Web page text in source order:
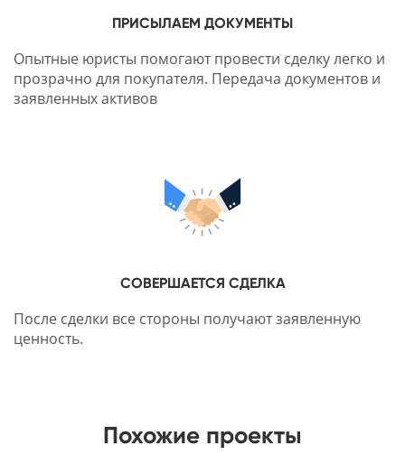
ПРИСЫЛАЕМ ДОКУМЕНТЫ
Опытные юристы помогают провести сделку легко и
прозрачно для покупателя. Передача документов и
заявленных активов
СОВЕРШАЕТСЯ СДЕЛКА
После сделки все стороны получают заявленную
ценность.
Похожие проекты